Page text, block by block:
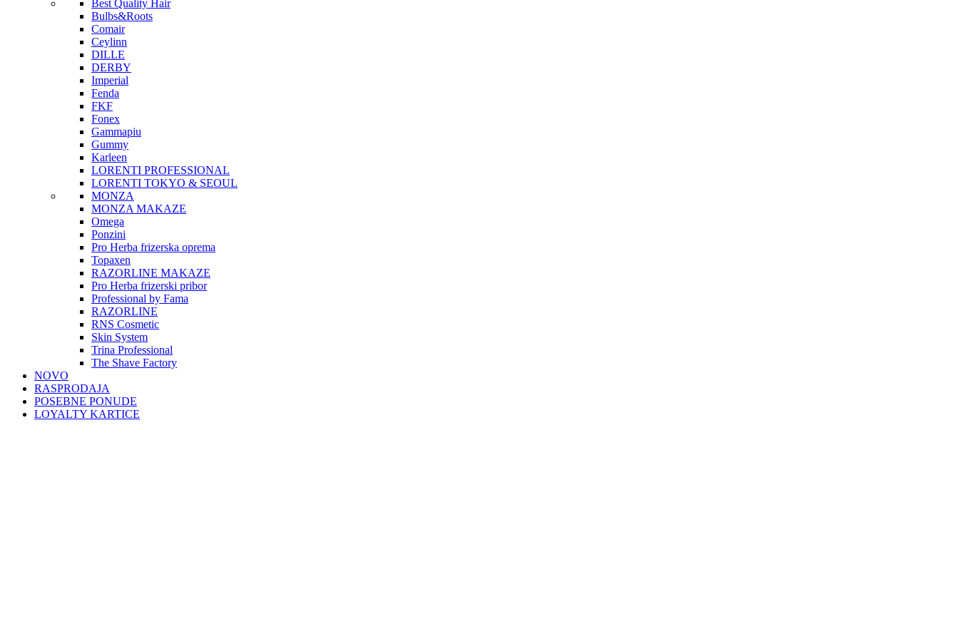
Best Quality Hair
Bulbs&Roots
Comair
Ceylinn
DILLE
DERBY
Imperial
Fenda
FKF
Fonex
Gammapiu
Gummy
Karleen
LORENTI PROFESSIONAL
LORENTI TOKYO & SEOUL
MONZA
MONZA MAKAZE
Omega
Ponzini
Pro Herba frizerska oprema
Topaxen
RAZORLINE MAKAZE
Pro Herba frizerski pribor
Professional by Fama
RAZORLINE
RNS Cosmetic
Skin System
Trina Professional
The Shave Factory
NOVO
RASPRODAJA
POSEBNE PONUDE
LOYALTY KARTICE